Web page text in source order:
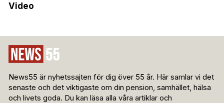
Video
News55 är nyhetssajten för dig över 55 år. Här samlar vi det
senaste och det viktigaste om din pension, samhället, hälsa
och livets goda. Du kan läsa alla våra artiklar och